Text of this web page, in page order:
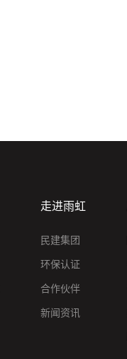
走进雨虹
民建集团
环保认证
合作伙伴
新闻资讯